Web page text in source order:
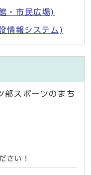
・市民広場)
情報システム)
部スポーツのまち
さい！